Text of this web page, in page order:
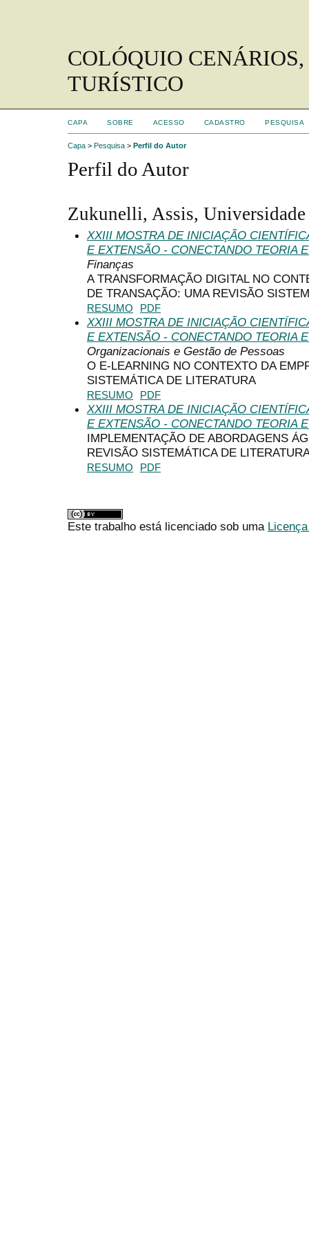
COLÓQUIO
TURÍSTICO
CAPA SOBRE ACESSO CADASTRO PESQUISA
Capa > Pesquisa > Perfil do Autor
Perfil do Autor
Zukunelli, Assis, Universidade
XXIII MOSTRA DE INICIAÇÃO
E EXTENSÃO - CONECTANDO TEORIA
Finanças
A TRANSFORMAÇÃO DIGITAL NO
DE TRANSAÇÃO: UMA REVISÃO
RESUMO PDF
XXIII MOSTRA DE INICIAÇÃO
E EXTENSÃO - CONECTANDO TEORIA
Organizacionais e Gestão de Pessoas
O E-LEARNING NO CONTEXTO DA
SISTEMÁTICA DE LITERATURA
RESUMO PDF
XXIII MOSTRA DE INICIAÇÃO
E EXTENSÃO - CONECTANDO TEORIA
IMPLEMENTAÇÃO DE ABORDAGENS
REVISÃO SISTEMÁTICA DE
RESUMO PDF
Este trabalho está licenciado sob uma